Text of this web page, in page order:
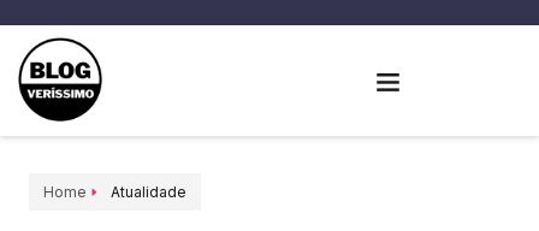
Home Atualidade